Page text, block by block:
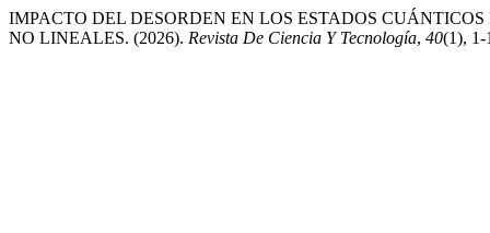
IMPACTO DEL DESORDEN EN LOS ESTADOS
NO LINEALES. (2026). Revista De Ciencia Y Tecnología, 40(1),